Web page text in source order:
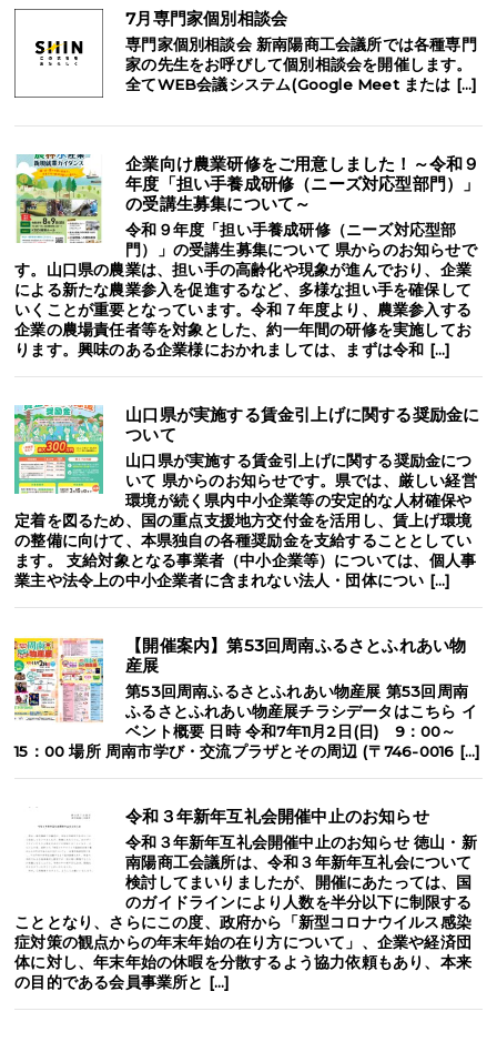
7月専門家個別相談会
専門家個別相談会 新南陽商工会議所では各種専門
家の先生をお呼びして個別相談会を開催します。
全てWEB会議システム(Google Meet または […]
企業向け農業研修をご用意しました！～令和９
年度「担い手養成研修（ニーズ対応型部門）」
の受講生募集について～
令和９年度「担い手養成研修（ニーズ対応型部
門）」の受講生募集について 県からのお知らせで
す。山口県の農業は、担い手の高齢化や現象が進んでおり、企業
による新たな農業参入を促進するなど、多様な担い手を確保して
いくことが重要となっています。令和７年度より、農業参入する
企業の農場責任者等を対象とした、約一年間の研修を実施してお
ります。興味のある企業様におかれましては、まずは令和 […]
山口県が実施する賃金引上げに関する奨励金に
ついて
山口県が実施する賃金引上げに関する奨励金につ
いて 県からのお知らせです。県では、厳しい経営
環境が続く県内中小企業等の安定的な人材確保や
定着を図るため、国の重点支援地方交付金を活用し、賃上げ環境
の整備に向けて、本県独自の各種奨励金を支給することとしてい
ます。 支給対象となる事業者（中小企業等）については、個人事
業主や法令上の中小企業者に含まれない法人・団体につい […]
【開催案内】第53回周南ふるさとふれあい物
産展
第53回周南ふるさとふれあい物産展 第53回周南
ふるさとふれあい物産展チラシデータはこちら イ
ベント概要 日時 令和7年11月2日(日) 9：00～
15：00 場所 周南市学び・交流プラザとその周辺 (〒746-0016 […]
令和３年新年互礼会開催中止のお知らせ
令和３年新年互礼会開催中止のお知らせ 徳山・新
南陽商工会議所は、令和３年新年互礼会について
検討してまいりましたが、開催にあたっては、国
のガイドラインにより人数を半分以下に制限する
こととなり、さらにこの度、政府から「新型コロナウイルス感染
症対策の観点からの年末年始の在り方について」、企業や経済団
体に対し、年末年始の休暇を分散するよう協力依頼もあり、本来
の目的である会員事業所と […]